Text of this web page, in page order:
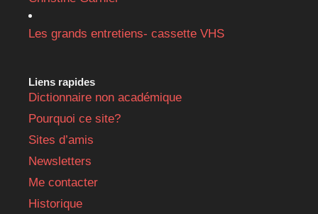
Les grands entretiens- cassette VHS
Liens rapides
Dictionnaire non académique
Pourquoi ce site?
Sites d’amis
Newsletters
Me contacter
Historique